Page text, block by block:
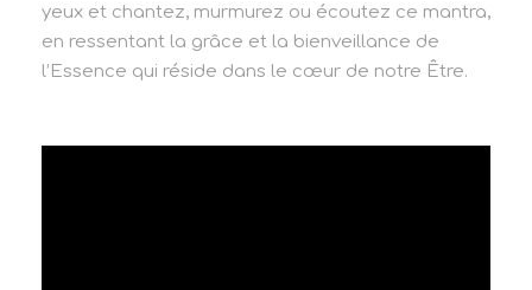
yeux et chantez, murmurez ou écoutez ce mantra,
en ressentant la grâce et la bienveillance de
l’Essence qui réside dans le cœur de notre Être.